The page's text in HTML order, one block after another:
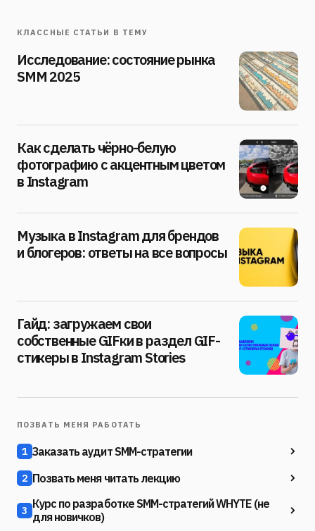
КЛАССНЫЕ СТАТЬИ В ТЕМУ
Исследование: состояние рынка
SMM 2025
Как сделать чёрно-белую
фотографию с акцентным цветом
в Instagram
Музыка в Instagram для брендов
и блогеров: ответы на все вопросы
Гайд: загружаем свои
собственные GIFки в раздел GIF-
стикеры в Instagram Stories
ПОЗВАТЬ МЕНЯ РАБОТАТЬ
1 Заказать аудит SMM-стратегии
2 Позвать меня читать лекцию
3 Курс по разработке SMM-стратегий WHYTE (не
для новичков)